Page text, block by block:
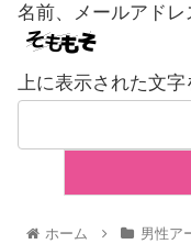
名前、メールアドレ
上に表示された文
ホーム 男性ア